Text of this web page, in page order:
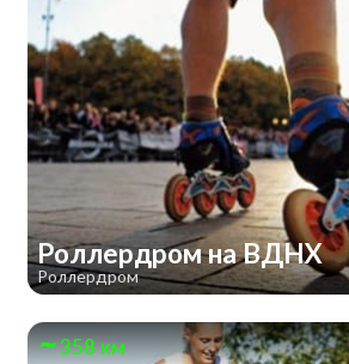
Роллердром на ВДНХ
Роллердром
358 км